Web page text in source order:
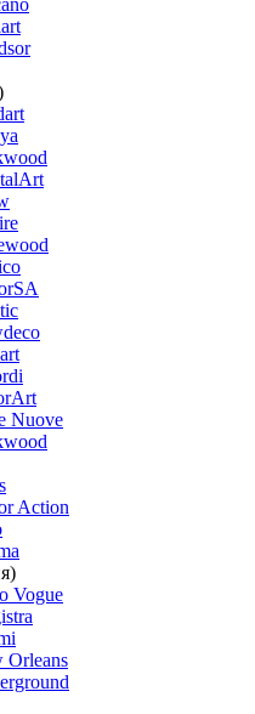
Nuove
Action
Vogue
Orleans